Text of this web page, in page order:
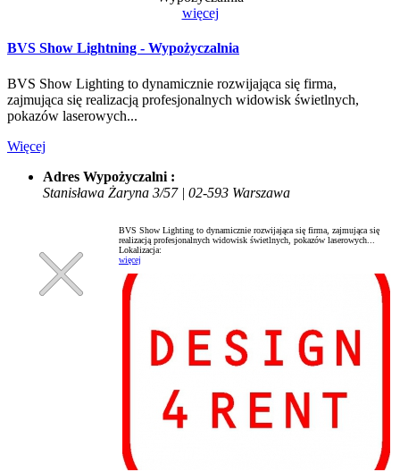
więcej
BVS Show Lightning - Wypożyczalnia
BVS Show Lighting to dynamicznie rozwijająca się firma,
zajmująca się realizacją profesjonalnych widowisk świetlnych,
pokazów laserowych...
Więcej
Adres Wypożyczalni :
Stanisława Żaryna 3/57 | 02-593 Warszawa
BVS Show Lighting to dynamicznie rozwijająca się firma, zajmująca się
realizacją profesjonalnych widowisk świetlnych, pokazów laserowych...
Lokalizacja:
więcej